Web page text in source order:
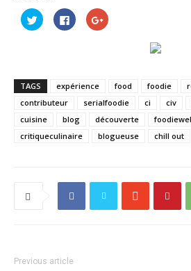
Cliquez
pour
partager
fenêtre)
Cliquez
pour
partager
fenêtre)
Cliquez
pour
nouvelle
fenêtre)
TAGS expérience food foodie
contributeur
serialfoodie ci civ
cuisine
blog découverte
critiqueculinaire
blogueuse chill out
Previous article